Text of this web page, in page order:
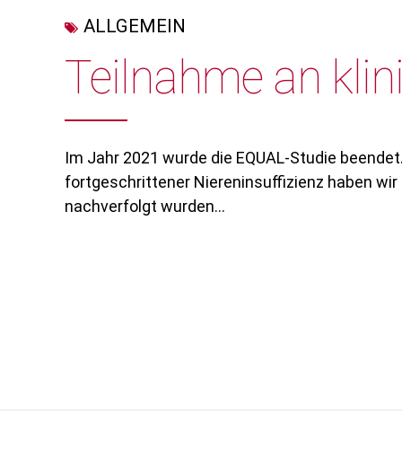
ALLGEMEIN
Teilnahme an
Im Jahr 2021 wurde die EQUAL-Studie
fortgeschrittener Niereninsuffizienz haben
nachverfolgt wurden...